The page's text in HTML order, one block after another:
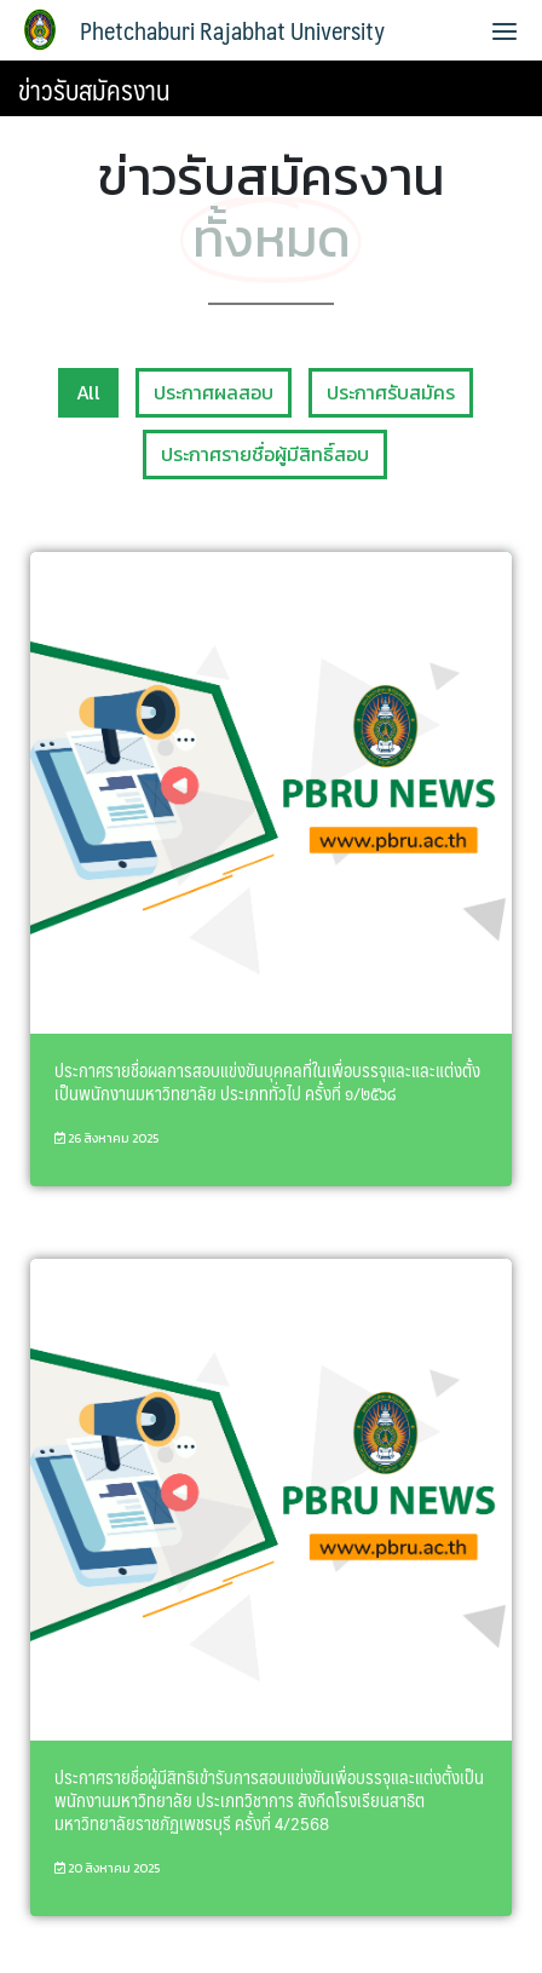
Phetchaburi Rajabhat University
ข่าวรับสมัครงาน
ข่าวรับสมัครงาน
ทั้งหมด
All ประกาศผลสอบ ประกาศรับสมัคร
ประกาศรายชื่อผู้มีสิทธิ์สอบ
ประกาศรายชื่อผลการสอบแข่งขันบุคคลที่ในเพื่อบรรจุและและแต่งตั้ง
เป็นพนักงานมหาวิทยาลัย ประเภททั่วไป ครั้งที่ ๑/๒๕๖๘
26 สิงหาคม 2025
ประกาศรายชื่อผู้มีสิทธิเข้ารับการสอบแข่งขันเพื่อบรรจุและแต่งตั้งเป็น
พนักงานมหาวิทยาลัย ประเภทวิชาการ สังกีดโรงเรียนสาธิต
มหาวิทยาลัยราชภัฏเพชรบุรี ครั้งที่ 4/2568
20 สิงหาคม 2025